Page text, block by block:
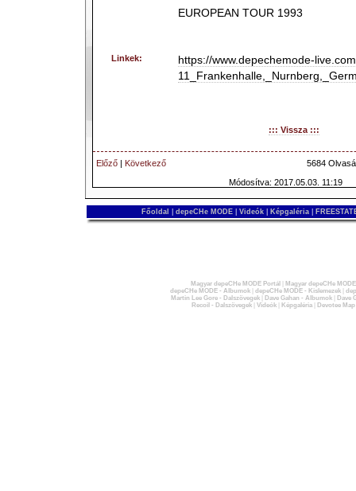
EUROPEAN TOUR 1993
Linkek:
https://www.depechemode-
::: Vissza :::
Előző | Következő
5684
Módosítva: 2017.05.03. 11:19
Főoldal depeCHe MODE Videók Képgaléria
Magyar depeCHe MODE Portál
Magyar depeCHe
depeCHe MODE - Albumok| depeCHe MODE - Kislemezek|
Martin Lee Gore - Dalszövegek| Dave Gahan - Albumok|
Dave
Recoil - Dalszövegek| Videók| Képgaléria| Devotee Map